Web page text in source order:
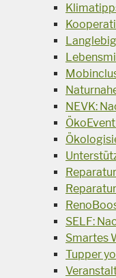
NEVK:
SELF:
Smartes
Tupper